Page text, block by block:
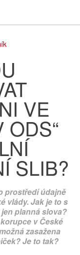
VE
SLIB?
prostředí údajně
vlády. Jak je to s
planná slova?
v České
zasažena
Je to tak?